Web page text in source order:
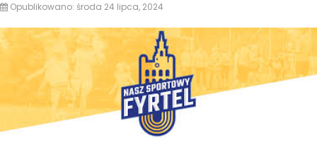
Opublikowano: środa 24 lipca, 2024